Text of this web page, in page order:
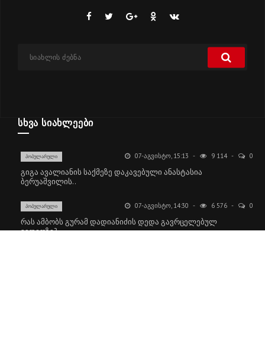
ᲡᲮᲕᲐ ᲡᲘᲐᲮᲚᲔᲔᲑᲘ
ᲞᲝᲞᲣᲚᲐᲠᲣᲚᲘ 07-ᲐᲒᲕᲘᲡᲢᲝ, 15:13 9 114 0
გიგა ავალიანის საქმეზე დაკავებული ანასტასია
ბერუაშვილის..
ᲞᲝᲞᲣᲚᲐᲠᲣᲚᲘ 07-ᲐᲒᲕᲘᲡᲢᲝ, 14:30 6 576 0
რას ამბობს გურამ დადიანიძის დედა გავრცელებულ
ვიდეოზე?..